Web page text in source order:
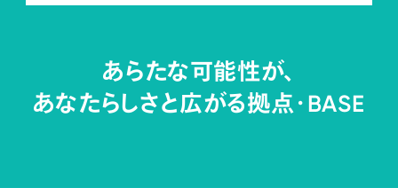
あらたな可能性が、
あなたらしさと広がる拠点・BASE